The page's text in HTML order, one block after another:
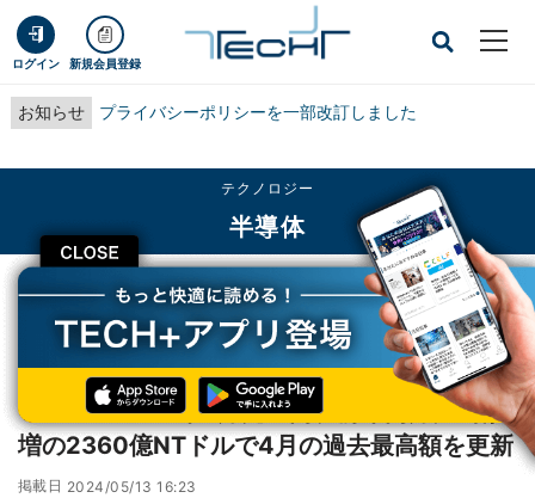
ログイン 新規会員登録
お知らせ プライバシーポリシーを一部改訂しました
CLOSE
テクノロジー
半導体
TECH+ テクノロジー
半導体
TSMCの2024年4月売上高、前年同月比6割増の2360億NTドルで4月の過去最高
TSMCの2024年4月売上高、前年同月比6割
増の2360億NTドルで4月の過去最高額を更新
掲載日 2024/05/13 16:23